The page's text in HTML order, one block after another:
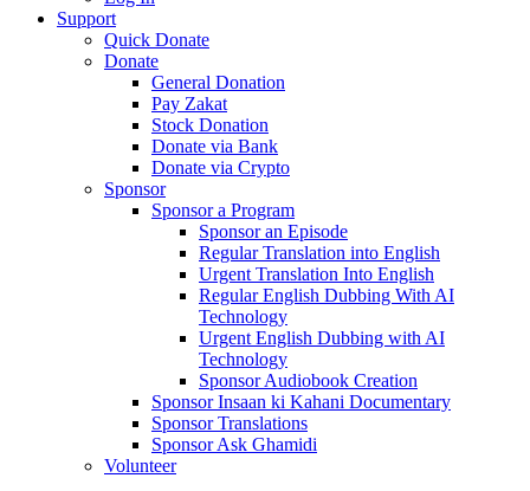
Support
Quick Donate
Donate
General Donation
Pay Zakat
Stock Donation
Donate via Bank
Donate via Crypto
Sponsor
Sponsor a Program
Sponsor an Episode
Regular Translation into English
Urgent Translation Into English
Regular English Dubbing With AI
Technology
Urgent English Dubbing with AI
Technology
Sponsor Audiobook Creation
Sponsor Insaan ki Kahani Documentary
Sponsor Translations
Sponsor Ask Ghamidi
Volunteer